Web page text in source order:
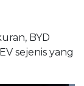
BYD
sejenis yang